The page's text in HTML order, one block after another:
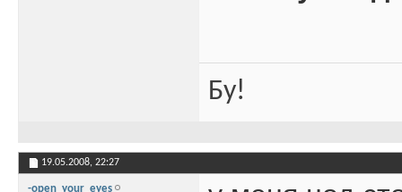
Бу!
19.05.2008, 22:27
-open_your_eyes